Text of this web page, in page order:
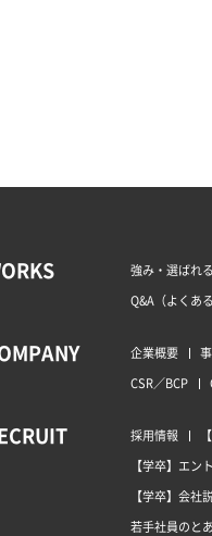
強み・選ばれ
Q&A（よくあ
企業概要
CSR／BCP
採用情報
【学卒】エン
【学卒】会社
若手社員のと